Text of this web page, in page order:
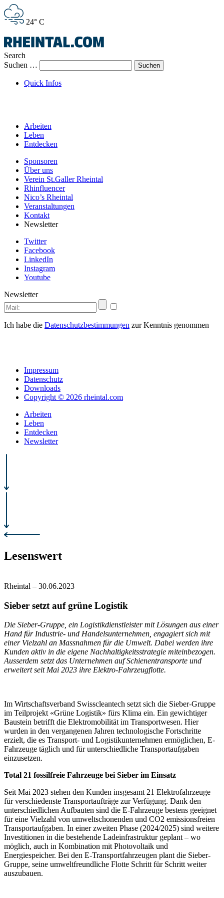
24° C
Search
Suchen …
Quick Infos
Arbeiten
Leben
Entdecken
Sponsoren
Über uns
Verein St.Galler Rheintal
Rhinfluencer
Nico’s Rheintal
Veranstaltungen
Kontakt
Newsletter
Twitter
Facebook
LinkedIn
Instagram
Youtube
Newsletter
Ich habe die Datenschutzbestimmungen zur Kenntnis genommen
Impressum
Datenschutz
Downloads
Copyright © 2026 rheintal.com
Arbeiten
Leben
Entdecken
Newsletter
Lesenswert
Rheintal – 30.06.2023
Sieber setzt auf grüne Logistik
Die Sieber-Gruppe, ein Logistikdienstleister mit Lösungen aus einer
Hand für Industrie- und Handelsunternehmen, engagiert sich mit
einer Vielzahl an Massnahmen für die Umwelt. Dabei werden ihre
Kunden aktiv in die eigene Nachhaltigkeitsstrategie miteinbezogen.
Ausserdem setzt das Unternehmen auf Schienentransporte und
erweitert seit Mai 2023 ihre Elektro-Fahrzeugflotte.
Im Wirtschaftsverband Swisscleantech setzt sich die Sieber-Gruppe
im Teilprojekt «Grüne Logistik» fürs Klima ein. Ein gewichtiger
Baustein betrifft die Elektromobilität im Transportwesen. Hier
wurden in den vergangenen Jahren technologische Fortschritte
erzielt, die es Transport- und Logistikunternehmen ermöglichen, E-
Fahrzeuge täglich und für unterschiedliche Transportaufgaben
einzusetzen.
Total 21 fossilfreie Fahrzeuge bei Sieber im Einsatz
Seit Mai 2023 stehen den Kunden insgesamt 21 Elektrofahrzeuge
für verschiedenste Transportaufträge zur Verfügung. Dank den
unterschiedlichen Aufbauten sind die E-Fahrzeuge bestens geeignet
für eine Vielzahl von umweltschonenden und CO2 emissionsfreien
Transportaufgaben. In einer zweiten Phase (2024/2025) sind weitere
Investitionen in die bestehende Ladeinfrastruktur geplant – wo
möglich, auch in Kombination mit Photovoltaik und
Energiespeicher. Bei den E-Transportfahrzeugen plant die Sieber-
Gruppe, seine umweltfreundliche Flotte Schritt für Schritt weiter
auszubauen.